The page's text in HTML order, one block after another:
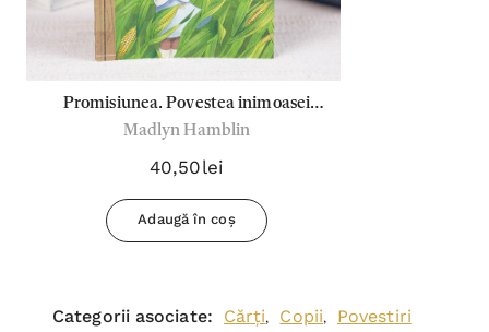
Promisiunea. Povestea inimoasei
Chessie Harris - Madlyn Hamblin
Madlyn Hamblin
40,50lei
Adaugă în coș
Categorii asociate: Cărți, Copii,
Povestiri